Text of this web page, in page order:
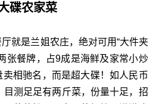
碟农家菜
就是兰姐农庄，绝对可用“大件夹
张餐牌，占9成是海鲜及家常小炒
相驰名，而是超大碟！如人民币
测足足有两斤菜，份量十足，招